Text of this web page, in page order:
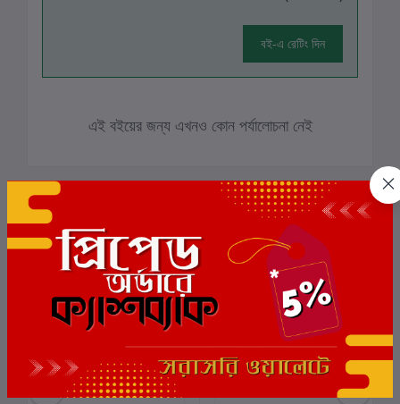
বই-এ রেটিং দিন
এই বইয়ের জন্য এখনও কোন পর্যালোচনা নেই
সংশ্লিষ্ট বই